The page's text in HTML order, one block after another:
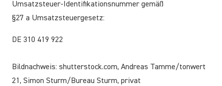
Umsatzsteuer-Identifikationsnummer gemäß
§27 a Umsatzsteuergesetz:
DE 310 419 922
Bildnachweis: shutterstock.com, Andreas Tamme/tonwert
21, Simon Sturm/Bureau Sturm, privat